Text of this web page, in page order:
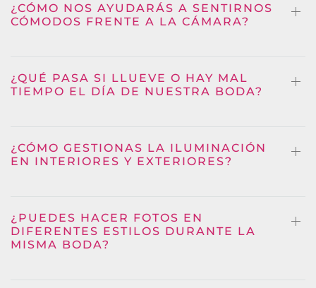
¿CÓMO NOS AYUDARÁS A SENTIRNOS
CÓMODOS FRENTE A LA CÁMARA?
¿QUÉ PASA SI LLUEVE O HAY MAL
TIEMPO EL DÍA DE NUESTRA BODA?
¿CÓMO GESTIONAS LA ILUMINACIÓN
EN INTERIORES Y EXTERIORES?
¿PUEDES HACER FOTOS EN
DIFERENTES ESTILOS DURANTE LA
MISMA BODA?